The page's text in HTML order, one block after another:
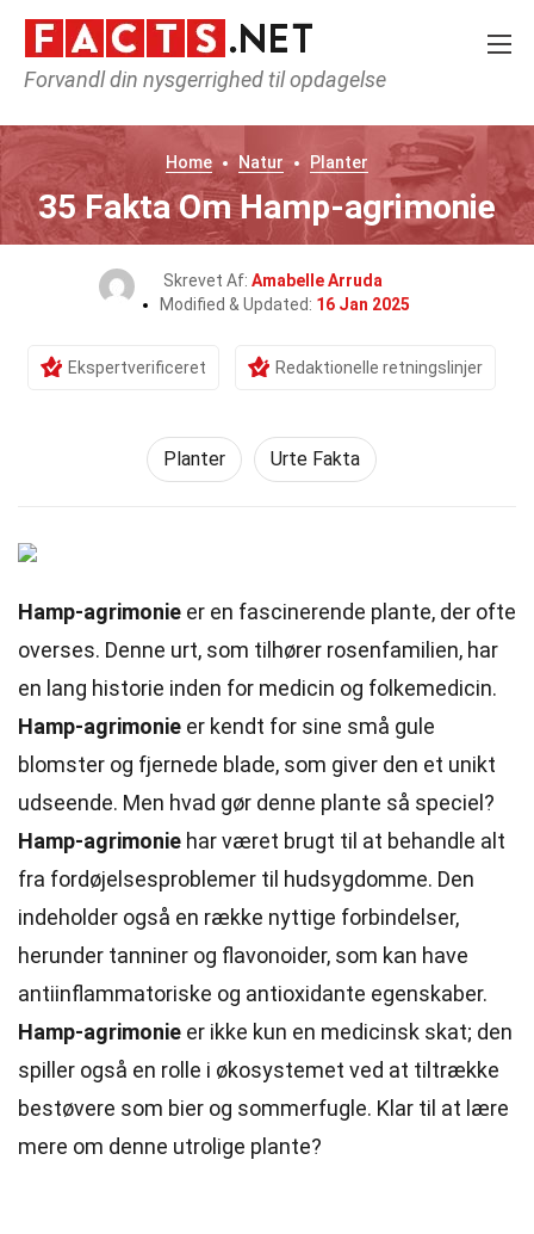
Forvandl din nysgerrighed til opdagelse
Home Natur Planter
35 Fakta Om Hamp-agrimonie
Skrevet Af: Amabelle Arruda
Modified & Updated: 16 Jan 2025
Ekspertverificeret Redaktionelle retningslinjer
Planter Urte Fakta
Hamp-agrimonie er en fascinerende plante, der ofte
overses. Denne urt, som tilhører rosenfamilien, har
en lang historie inden for medicin og folkemedicin.
Hamp-agrimonie er kendt for sine små gule
blomster og fjernede blade, som giver den et unikt
udseende. Men hvad gør denne plante så speciel?
Hamp-agrimonie har været brugt til at behandle alt
fra fordøjelsesproblemer til hudsygdomme. Den
indeholder også en række nyttige forbindelser,
herunder tanniner og flavonoider, som kan have
antiinflammatoriske og antioxidante egenskaber.
Hamp-agrimonie er ikke kun en medicinsk skat; den
spiller også en rolle i økosystemet ved at tiltrække
bestøvere som bier og sommerfugle. Klar til at lære
mere om denne utrolige plante?